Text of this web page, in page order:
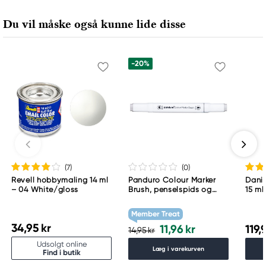
37586 Dassel, Germany
info@jhcon.de
Du vil måske også kunne lide disse
(7)
Revell hobbymaling 14 ml
– 04 White/gloss
34,95 kr
Udsolgt online
Find i butik
-20%
(0)
Panduro Colour Marker
Brush, penselspids og
grey 1 WG1
Member Treat
14,95 kr 11,96 kr
Læg i varekurven
15